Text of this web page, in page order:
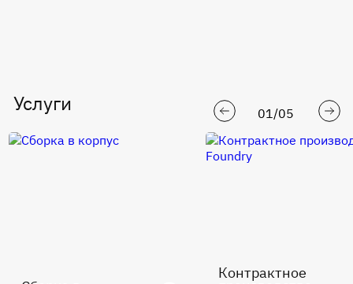
Услуги 01 /05
Контрактное